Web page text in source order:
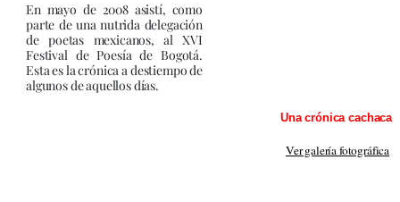
En mayo de 2008 asistí, como
parte de una nutrida delegación
de poetas mexicanos, al XVI
Festival de Poesía de Bogotá.
Esta es la crónica a destiempo de
algunos de aquellos días.
Una crónica cachaca
Ver galería fotográfica